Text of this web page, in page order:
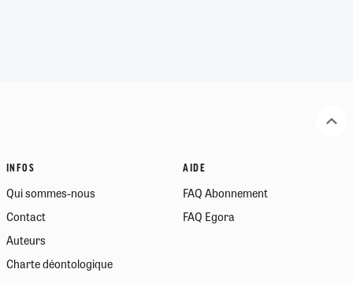
INFOS
Qui sommes-nous
Contact
Auteurs
Charte déontologique
AIDE
FAQ Abonnement
FAQ Egora